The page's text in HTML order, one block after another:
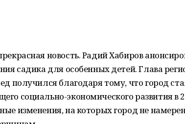
новость. Радий Хабиров
садика для особенных детей. Глава
получился благодаря тому, что город
социально-экономического развития в
изменения, на которых город не